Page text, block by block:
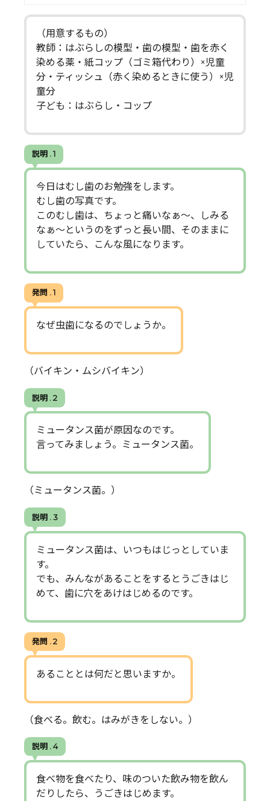
（用意するもの）
教師：はぶらしの模型・歯の模型・歯を赤く
染める薬・紙コップ（ゴミ箱代わり）×児童
分・ティッシュ（赤く染めるときに使う）×児
童分
子ども：はぶらし・コップ
説明 . 1
今日はむし歯のお勉強をします。
むし歯の写真です。
このむし歯は、ちょっと痛いなぁ～、しみる
なぁ～というのをずっと長い間、そのままに
していたら、こんな風になります。
発問 . 1
なぜ虫歯になるのでしょうか。
（バイキン・ムシバイキン）
説明 . 2
ミュータンス菌が原因なのです。
言ってみましょう。ミュータンス菌。
（ミュータンス菌。）
説明 . 3
ミュータンス菌は、いつもはじっとしていま
す。
でも、みんながあることをするとうごきはじ
めて、歯に穴をあけはじめるのです。
発問 . 2
あることとは何だと思いますか。
（食べる。飲む。はみがきをしない。）
説明 . 4
食べ物を食べたり、味のついた飲み物を飲ん
だりしたら、うごきはじめます。